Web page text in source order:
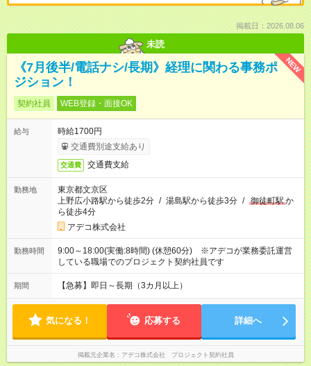
掲載日：2026.08.06
未読
NEW
《7月後半/電話ナシ/長期》経理に関わる事務ポ
ジション！
契約社員 WEB登録・面接OK
給与
時給1700円
交通費別途支給あり
交通費 交通費支給
勤務地
東京都文京区
上野広小路駅から徒歩2分 / 湯島駅から徒歩3分 / 御徒町駅か
ら徒歩4分
アデコ株式会社
勤務時間
9:00～18:00(実働:8時間) (休憩60分) ※アデコが業務委託運営
している職場でのプロジェクト契約社員です
期間 【急募】即日～長期（3カ月以上）
気になる！ 応募する 詳細へ
掲載元企業名 アデコ株式会社 プロジェクト契約社員